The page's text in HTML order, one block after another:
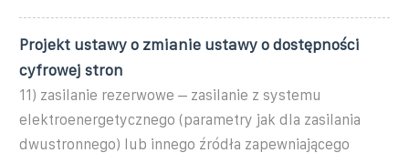
Projekt ustawy o zmianie ustawy o dostępności
cyfrowej stron
11) zasilanie rezerwowe – zasilanie z systemu
elektroenergetycznego (parametry jak dla zasilania
dwustronnego) lub innego źródła zapewniającego